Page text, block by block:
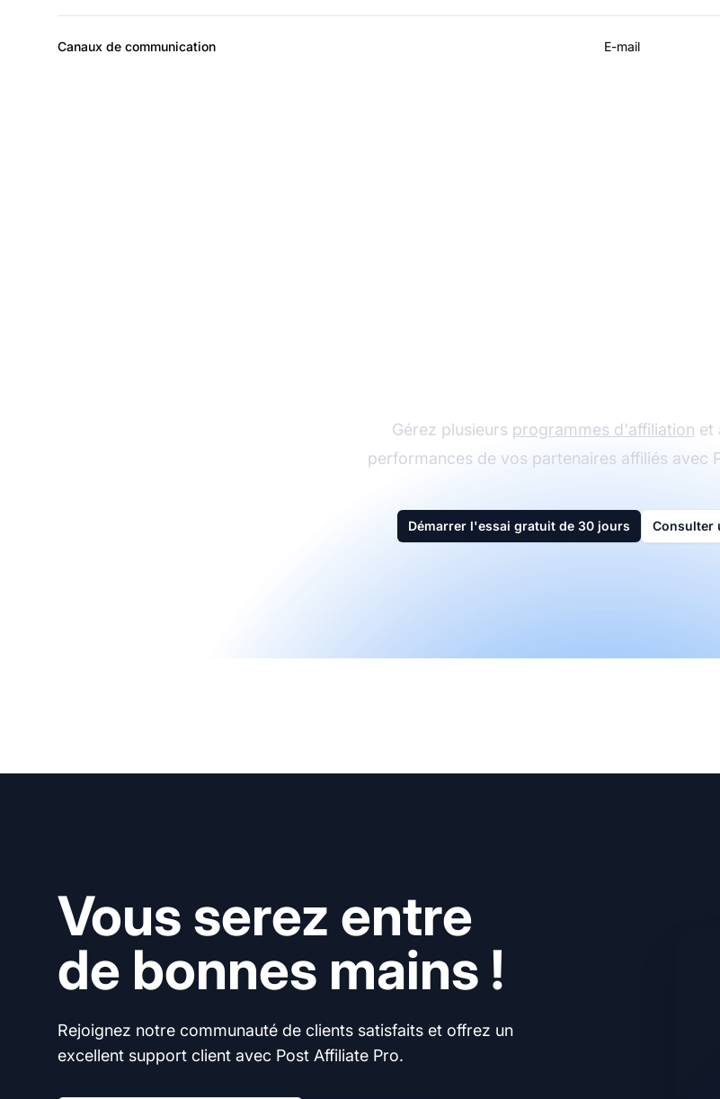
Canaux de communication E-mail
Gérez plusieurs programmes d'affiliation et
performances de vos partenaires affiliés avec
Démarrer l'essai gratuit de 30 jours Consulter
Vous serez entre
de bonnes mains !
Rejoignez notre communauté de clients satisfaits et offrez un
excellent support client avec Post Affiliate Pro.